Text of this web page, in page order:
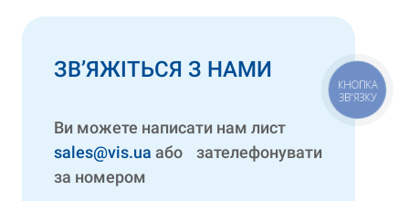
ЗВ’ЯЖІТЬСЯ З НАМИ
Ви можете написати нам лист
sales@vis.ua або зателефонувати
за номером
КНОПКА
ЗВ'ЯЗКУ